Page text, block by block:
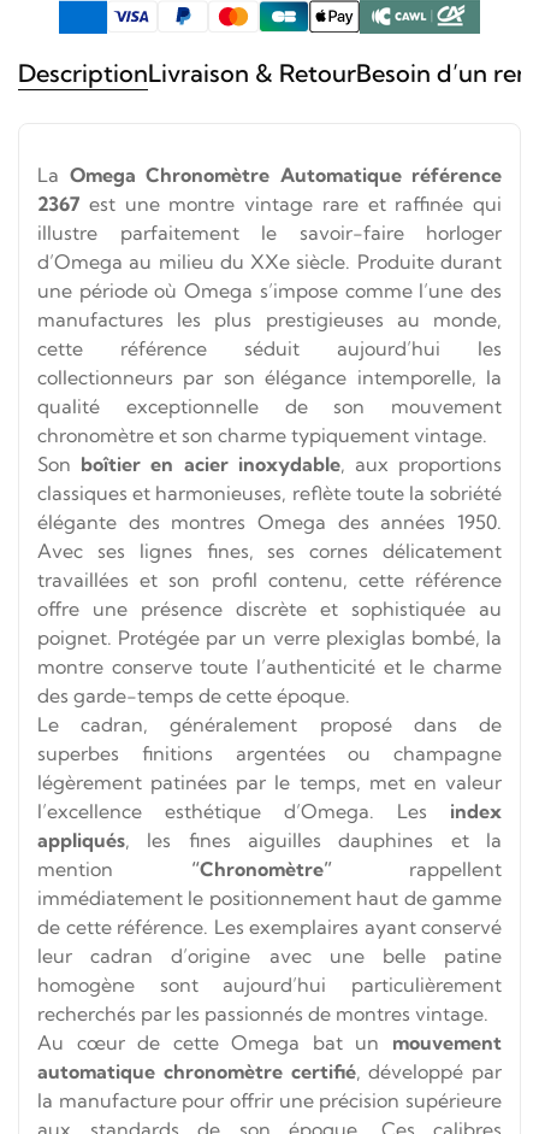
DescriptionLivraison & RetourBesoin d’un
La Omega Chronomètre Automatique référence
2367 est une montre vintage rare et raffinée qui
illustre parfaitement le savoir-faire horloger
d’Omega au milieu du XXe siècle. Produite durant
une période où Omega s’impose comme l’une des
manufactures les plus prestigieuses au monde,
cette référence séduit aujourd’hui les
collectionneurs par son élégance intemporelle, la
qualité exceptionnelle de son mouvement
chronomètre et son charme typiquement vintage.
Son boîtier en acier inoxydable, aux proportions
classiques et harmonieuses, reflète toute la sobriété
élégante des montres Omega des années 1950.
Avec ses lignes fines, ses cornes délicatement
travaillées et son profil contenu, cette référence
offre une présence discrète et sophistiquée au
poignet. Protégée par un verre plexiglas bombé, la
montre conserve toute l’authenticité et le charme
des garde-temps de cette époque.
Le cadran, généralement proposé dans de
superbes finitions argentées ou champagne
légèrement patinées par le temps, met en valeur
l’excellence esthétique d’Omega. Les index
appliqués, les fines aiguilles dauphines et la
mention “Chronomètre”rappellent
immédiatement le positionnement haut de gamme
de cette référence. Les exemplaires ayant conservé
leur cadran d’origine avec une belle patine
homogène sont aujourd’hui particulièrement
recherchés par les passionnés de montres vintage.
Au cœur de cette Omega bat un mouvement
automatique chronomètre certifié, développé par
la manufacture pour offrir une précision supérieure